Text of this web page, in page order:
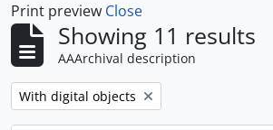
Print preview Close
Showing 11 results
AAArchival description
Remove filter:
With digital objects